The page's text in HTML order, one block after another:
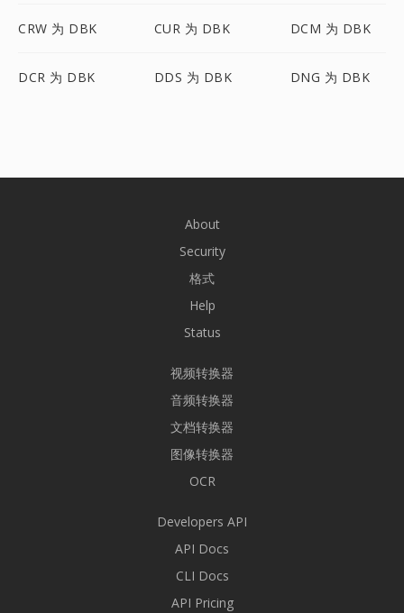
CRW 为 DBK CUR 为 DBK DCM 为 DBK
DCR 为 DBK DDS 为 DBK DNG 为 DBK
About
Security
格式
Help
Status
视频转换器
音频转换器
文档转换器
图像转换器
OCR
Developers API
API Docs
CLI Docs
API Pricing